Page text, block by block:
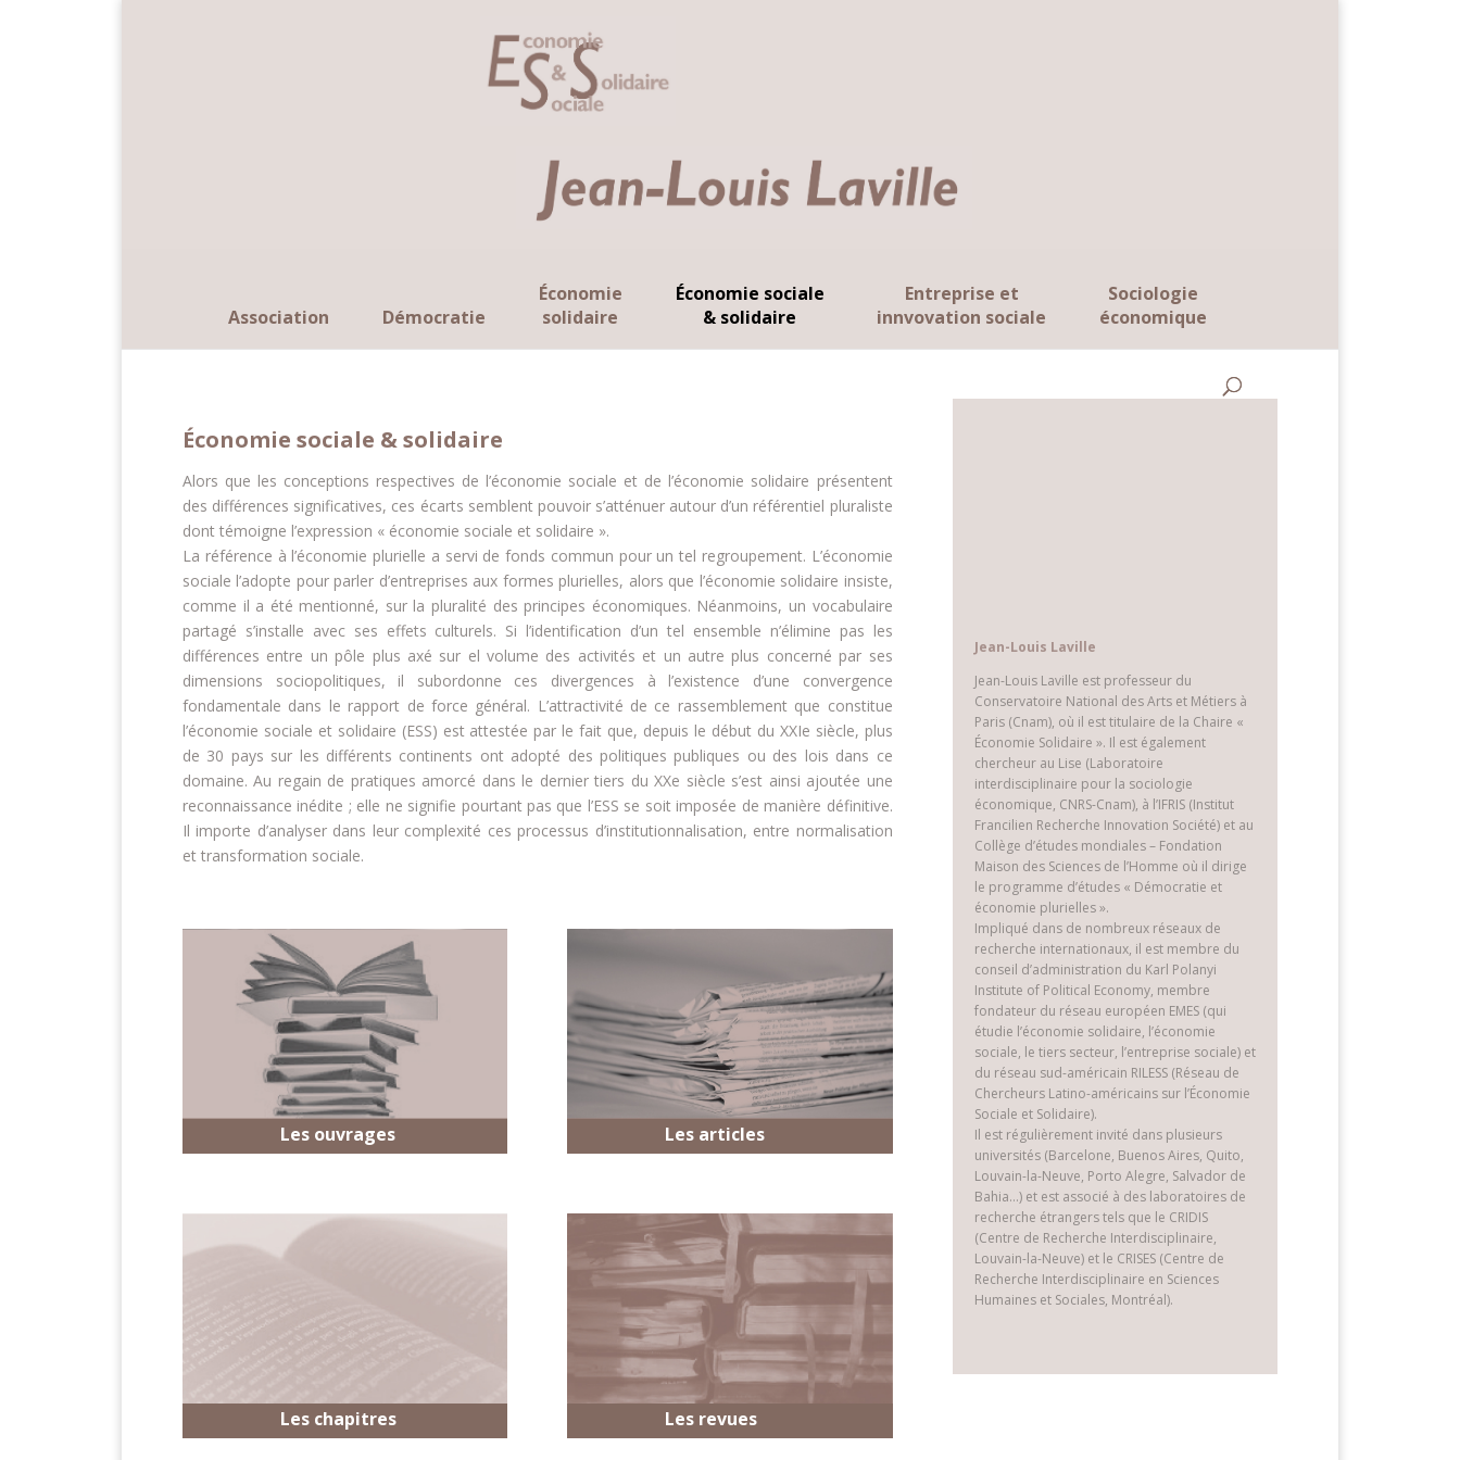
Association Démocratie
Économie
solidaire
Économie sociale
& solidaire
Entreprise et
innvovation sociale
Sociologie
économique
Économie sociale & solidaire
Alors que les conceptions respectives de l’économie sociale et de l’économie solidaire présentent
des différences significatives, ces écarts semblent pouvoir s’atténuer autour d’un référentiel pluraliste
dont témoigne l’expression « économie sociale et solidaire ».
La référence à l’économie plurielle a servi de fonds commun pour un tel regroupement. L’économie
sociale l’adopte pour parler d’entreprises aux formes plurielles, alors que l’économie solidaire insiste,
comme il a été mentionné, sur la pluralité des principes économiques. Néanmoins, un vocabulaire
partagé s’installe avec ses effets culturels. Si l’identification d’un tel ensemble n’élimine pas les
différences entre un pôle plus axé sur el volume des activités et un autre plus concerné par ses
dimensions sociopolitiques, il subordonne ces divergences à l’existence d’une convergence
fondamentale dans le rapport de force général. L’attractivité de ce rassemblement que constitue
l’économie sociale et solidaire (ESS) est attestée par le fait que, depuis le début du XXIe siècle, plus
de 30 pays sur les différents continents ont adopté des politiques publiques ou des lois dans ce
domaine. Au regain de pratiques amorcé dans le dernier tiers du XXe siècle s’est ainsi ajoutée une
reconnaissance inédite ; elle ne signifie pourtant pas que l’ESS se soit imposée de manière définitive.
Il importe d’analyser dans leur complexité ces processus d’institutionnalisation, entre normalisation
et transformation sociale.
Les ouvrages Les articles
Les chapitres Les revues
Jean-Louis Laville
Jean-Louis Laville est professeur du
Conservatoire National des Arts et Métiers à
Paris (Cnam), où il est titulaire de la Chaire «
Économie Solidaire ». Il est également
chercheur au Lise (Laboratoire
interdisciplinaire pour la sociologie
économique, CNRS-Cnam), à l’IFRIS (Institut
Francilien Recherche Innovation Société) et au
Collège d’études mondiales – Fondation
Maison des Sciences de l’Homme où il dirige
le programme d’études « Démocratie et
économie plurielles ».
Impliqué dans de nombreux réseaux de
recherche internationaux, il est membre du
conseil d’administration du Karl Polanyi
Institute of Political Economy, membre
fondateur du réseau européen EMES (qui
étudie l’économie solidaire, l’économie
sociale, le tiers secteur, l’entreprise sociale) et
du réseau sud-américain RILESS (Réseau de
Chercheurs Latino-américains sur l’Économie
Sociale et Solidaire).
Il est régulièrement invité dans plusieurs
universités (Barcelone, Buenos Aires, Quito,
Louvain-la-Neuve, Porto Alegre, Salvador de
Bahia…) et est associé à des laboratoires de
recherche étrangers tels que le CRIDIS
(Centre de Recherche Interdisciplinaire,
Louvain-la-Neuve) et le CRISES (Centre de
Recherche Interdisciplinaire en Sciences
Humaines et Sociales, Montréal).